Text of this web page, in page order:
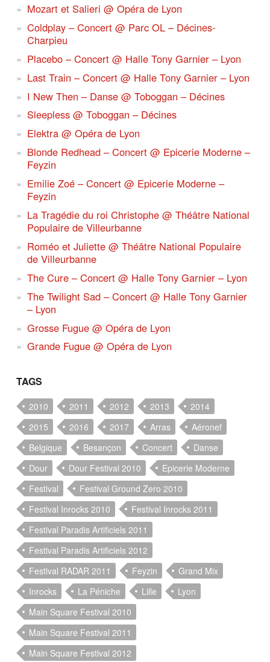
Mozart et Salieri @ Opéra de Lyon
Coldplay – Concert @ Parc OL – Décines-
Charpieu
Placebo – Concert @ Halle Tony Garnier – Lyon
Last Train – Concert @ Halle Tony Garnier – Lyon
I New Then – Danse @ Toboggan – Décines
Sleepless @ Toboggan – Décines
Elektra @ Opéra de Lyon
Blonde Redhead – Concert @ Epicerie Moderne –
Feyzin
Emilie Zoé – Concert @ Epicerie Moderne –
Feyzin
La Tragédie du roi Christophe @ Théâtre National
Populaire de Villeurbanne
Roméo et Juliette @ Théâtre National Populaire
de Villeurbanne
The Cure – Concert @ Halle Tony Garnier – Lyon
The Twilight Sad – Concert @ Halle Tony Garnier
– Lyon
Grosse Fugue @ Opéra de Lyon
Grande Fugue @ Opéra de Lyon
TAGS
2010 2011 2012 2013
2014
2015
2016 2017 Arras
Aéronef
Belgique
Besançon Concert
Danse
Dour
Dour Festival 2010
Epicerie Moderne
Festival
Festival Ground Zero 2010
Festival Inrocks 2010
Festival Inrocks 2011
Festival Paradis Artificiels 2011
Festival Paradis Artificiels 2012
Festival RADAR 2011
Feyzin
Grand Mix
Inrocks
La Péniche Lille
Lyon
Main Square Festival 2010
Main Square Festival 2011
Main Square Festival 2012